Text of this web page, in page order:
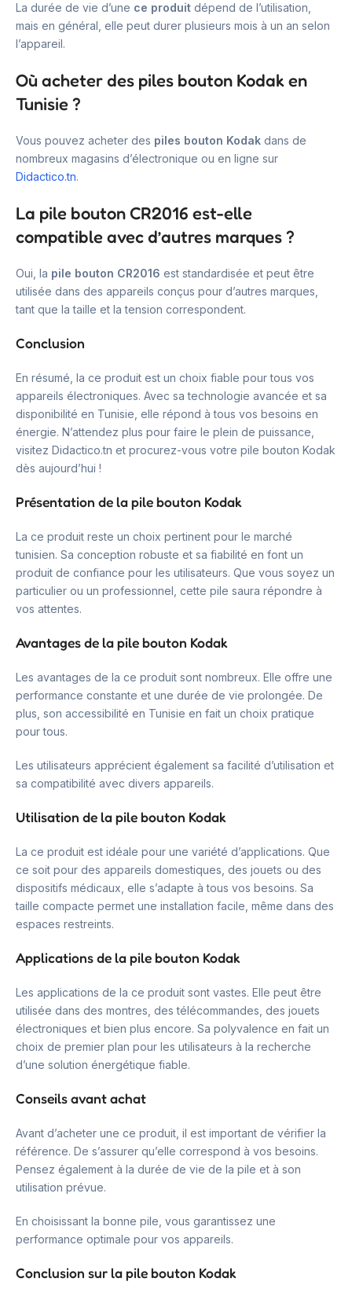
La durée de vie d’une ce produit dépend de l’utilisation,
mais en général, elle peut durer plusieurs mois à un an selon
l’appareil.
Où acheter des piles bouton Kodak en
Tunisie ?
Vous pouvez acheter des piles bouton Kodak dans de
nombreux magasins d’électronique ou en ligne sur
Didactico.tn.
La pile bouton CR2016 est-elle
compatible avec d’autres marques ?
Oui, la pile bouton CR2016 est standardisée et peut être
utilisée dans des appareils conçus pour d’autres marques,
tant que la taille et la tension correspondent.
Conclusion
En résumé, la ce produit est un choix fiable pour tous vos
appareils électroniques. Avec sa technologie avancée et sa
disponibilité en Tunisie, elle répond à tous vos besoins en
énergie. N’attendez plus pour faire le plein de puissance,
visitez Didactico.tn et procurez-vous votre pile bouton Kodak
dès aujourd’hui !
Présentation de la pile bouton Kodak
La ce produit reste un choix pertinent pour le marché
tunisien. Sa conception robuste et sa fiabilité en font un
produit de confiance pour les utilisateurs. Que vous soyez un
particulier ou un professionnel, cette pile saura répondre à
vos attentes.
Avantages de la pile bouton Kodak
Les avantages de la ce produit sont nombreux. Elle offre une
performance constante et une durée de vie prolongée. De
plus, son accessibilité en Tunisie en fait un choix pratique
pour tous.
Les utilisateurs apprécient également sa facilité d’utilisation et
sa compatibilité avec divers appareils.
Utilisation de la pile bouton Kodak
La ce produit est idéale pour une variété d’applications. Que
ce soit pour des appareils domestiques, des jouets ou des
dispositifs médicaux, elle s’adapte à tous vos besoins. Sa
taille compacte permet une installation facile, même dans des
espaces restreints.
Applications de la pile bouton Kodak
Les applications de la ce produit sont vastes. Elle peut être
utilisée dans des montres, des télécommandes, des jouets
électroniques et bien plus encore. Sa polyvalence en fait un
choix de premier plan pour les utilisateurs à la recherche
d’une solution énergétique fiable.
Conseils avant achat
Avant d’acheter une ce produit, il est important de vérifier la
référence. De s’assurer qu’elle correspond à vos besoins.
Pensez également à la durée de vie de la pile et à son
utilisation prévue.
En choisissant la bonne pile, vous garantissez une
performance optimale pour vos appareils.
Conclusion sur la pile bouton Kodak